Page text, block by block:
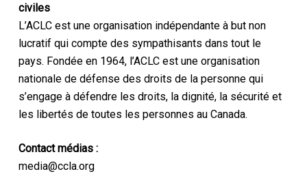
civiles
L’ACLC est une organisation indépendante à but non
lucratif qui compte des sympathisants dans tout le
pays. Fondée en 1964, l’ACLC est une organisation
nationale de défense des droits de la personne qui
s’engage à défendre les droits, la dignité, la sécurité et
les libertés de toutes les personnes au Canada.
Contact médias :
media@ccla.org